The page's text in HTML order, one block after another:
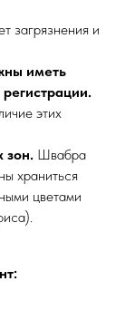
загрязнения и
иметь
этих
зон. Швабра
храниться
цветами